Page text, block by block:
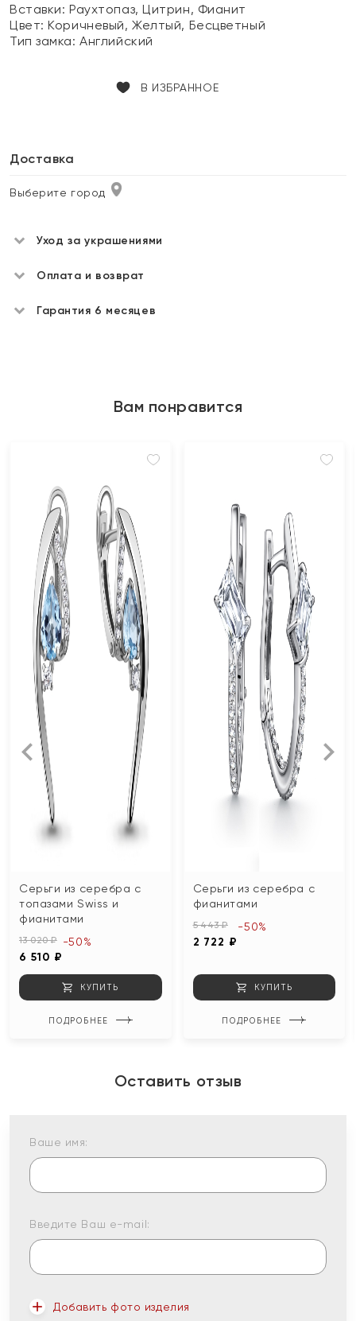
Вставки:Раухтопаз, Цитрин, Фианит
Цвет:Коричневый, Желтый, Бесцветный
Тип замка:Английский
В ИЗБРАННОЕ
Доставка
Выберите город
Уход за украшениями
Оплата и возврат
Гарантия 6 месяцев
Вам понравится
Серьги из серебра с
топазами Swiss и
фианитами
13 020 ₽
6 510 ₽
-50%
КУПИТЬ
ПОДРОБНЕЕ
Серьги из серебра с
фианитами
5 443 ₽
2 722 ₽
-50%
КУПИТЬ
ПОДРОБНЕЕ
Оставить отзыв
Ваше имя:
Введите Ваш e-mail:
Добавить фото изделия